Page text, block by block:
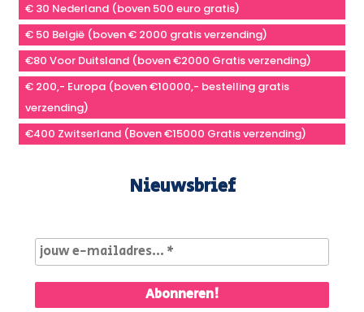
€ 30 Nederland (boven 500 euro gratis)
€ 50 België (boven € 2000 gratis verzending)
€80 Voor Duitsland (boven €2000 Gratis verzending)
€ 200,- Europa (boven €10000,- bestelling gratis
verzending)
€400 Zwitserland (Boven €15000 Gratis verzending)
Nieuwsbrief